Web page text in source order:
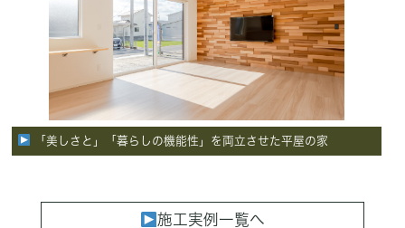
「美しさと」「暮らしの機能性」を両立させた平屋の家
施工実例一覧へ